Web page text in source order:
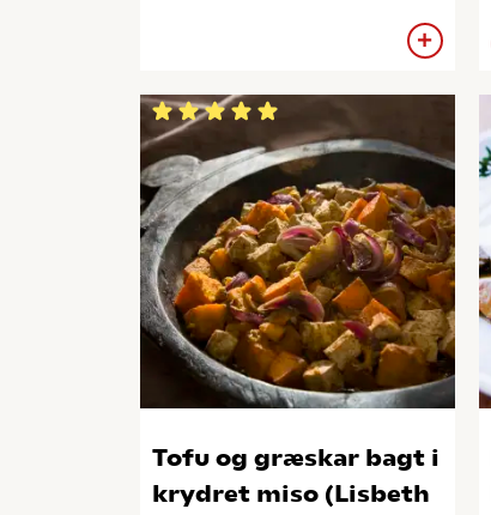
Tofu og græskar bagt i
krydret miso (Lisbeth